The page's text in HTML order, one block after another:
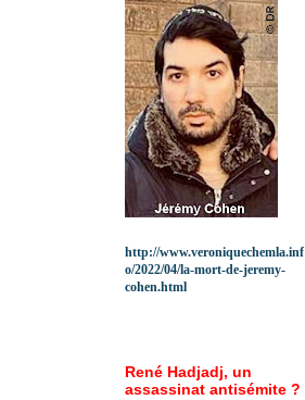
http://www.veroniquechemla.inf
o/2022/04/la-mort-de-jeremy-
cohen.html
René Hadjadj, un
assassinat antisémite ?